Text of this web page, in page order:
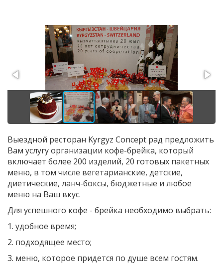
Выездной ресторан Kyrgyz Concept рад предложить
Вам услугу организации кофе-брейка, который
включает более 200 изделий, 20 готовых пакетных
меню, в том числе вегетарианские, детские,
диетические, ланч-боксы, бюджетные и любое
меню на Ваш вкус.
Для успешного кофе - брейка необходимо выбрать:
1. удобное время;
2. подходящее место;
3. меню, которое придется по душе всем гостям.